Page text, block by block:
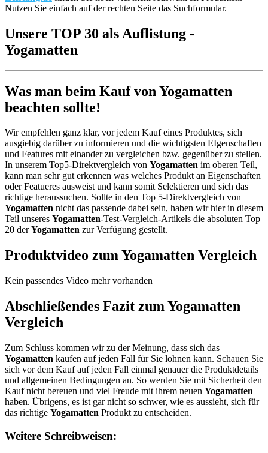
Nutzen Sie einfach auf der rechten Seite das Suchformular.
Unsere TOP 30 als Auflistung -
Yogamatten
Was man beim Kauf von Yogamatten
beachten sollte!
Wir empfehlen ganz klar, vor jedem Kauf eines Produktes, sich
ausgiebig darüber zu informieren und die wichtigsten EIgenschaften
und Features mit einander zu vergleichen bzw. gegenüber zu stellen.
In unserem Top5-Direktvergleich von Yogamatten im oberen Teil,
kann man sehr gut erkennen was welches Produkt an Eigenschaften
oder Featueres ausweist und kann somit Selektieren und sich das
richtige heraussuchen. Sollte in den Top 5-Direktvergleich von
Yogamatten nicht das passende dabei sein, haben wir hier in diesem
Teil unseres Yogamatten-Test-Vergleich-Artikels die absoluten Top
20 derYogamatten zur Verfügung gestellt.
Produktvideo zumYogamatten Vergleich
Kein passendes Video mehr vorhanden
Abschließendes Fazit zum Yogamatten
Vergleich
Zum Schluss kommen wir zu der Meinung, dass sich das
Yogamatten kaufen auf jeden Fall für Sie lohnen kann. Schauen Sie
sich vor dem Kauf auf jeden Fall einmal genauer die Produktdetails
und allgemeinen Bedingungen an. So werden Sie mit Sicherheit den
Kauf nicht bereuen und viel Freude mit ihrem neuen Yogamatten
haben. Übrigens, es ist gar nicht so schwer, wie es aussieht, sich für
das richtige Yogamatten Produkt zu entscheiden.
Weitere Schreibweisen: